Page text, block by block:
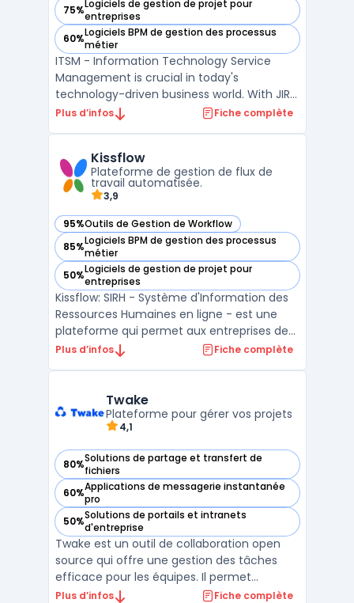
75%Logiciels de gestion de projet pour
entreprises
— voir JIRA Service Management dans cette catégorie
60%Logiciels BPM de gestion des processus
métier
— voir JIRA Service Management dans cette catégorie
ITSM - Information Technology Service
Management is crucial in today's
technology-driven business world. With JIRA
Service Management, managing IT services
service management processes and
improve the overall efficien ...
Plus d’infos Fiche complète
Kissflow
Plateforme de gestion de flux de
travail automatisée.
3,9
95%Outils de Gestion de Workflow
— voir Kissflow dans cette catégorie
85%Logiciels BPM de gestion des processus
métier
— voir Kissflow dans cette catégorie
50%Logiciels de gestion de projet pour
entreprises
— voir Kissflow dans cette catégorie
Kissflow: SIRH - Système d'Information des
Ressources Humaines en ligne - est une
plateforme qui permet aux entreprises de
gérer efficacement les processus de
encore. Avec Kissflow, les processus sont
automatisés, ce qui p ...
Plus d’infos Fiche complète
Twake
Plateforme pour gérer vos projets
4,1
80%Solutions de partage et transfert de
fichiers
— voir Twake dans cette catégorie
60%Applications de messagerie instantanée
pro
— voir Twake dans cette catégorie
50%Solutions de portails et intranets
d'entreprise
— voir Twake dans cette catégorie
Twake est un outil de collaboration open
source qui offre une gestion des tâches
efficace pour les équipes. Il permet
d'organiser les tâches, les projets, le
Plus d’infos Fiche complète